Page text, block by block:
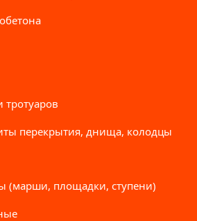
тротуаров
перекрытия, днища, колодцы
(марши, площадки, ступени)